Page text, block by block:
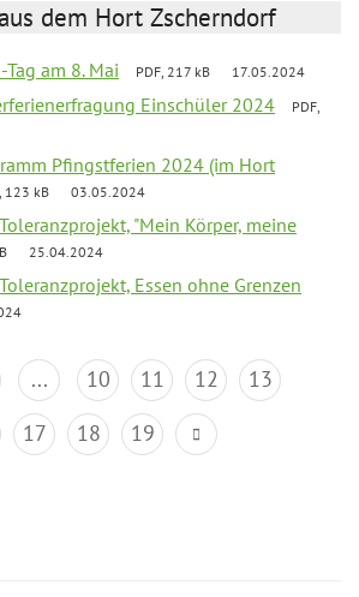
dem Hort Zscherndorf
am 8. Mai PDF, 217 kB 17.05.2024
Einschüler 2024
PDF,
Pfingstferien 2024 (im Hort
123 kB 03.05.2024
"Mein Körper, meine
25.04.2024
Essen ohne Grenzen
... 10 11 12
13
17 18 19